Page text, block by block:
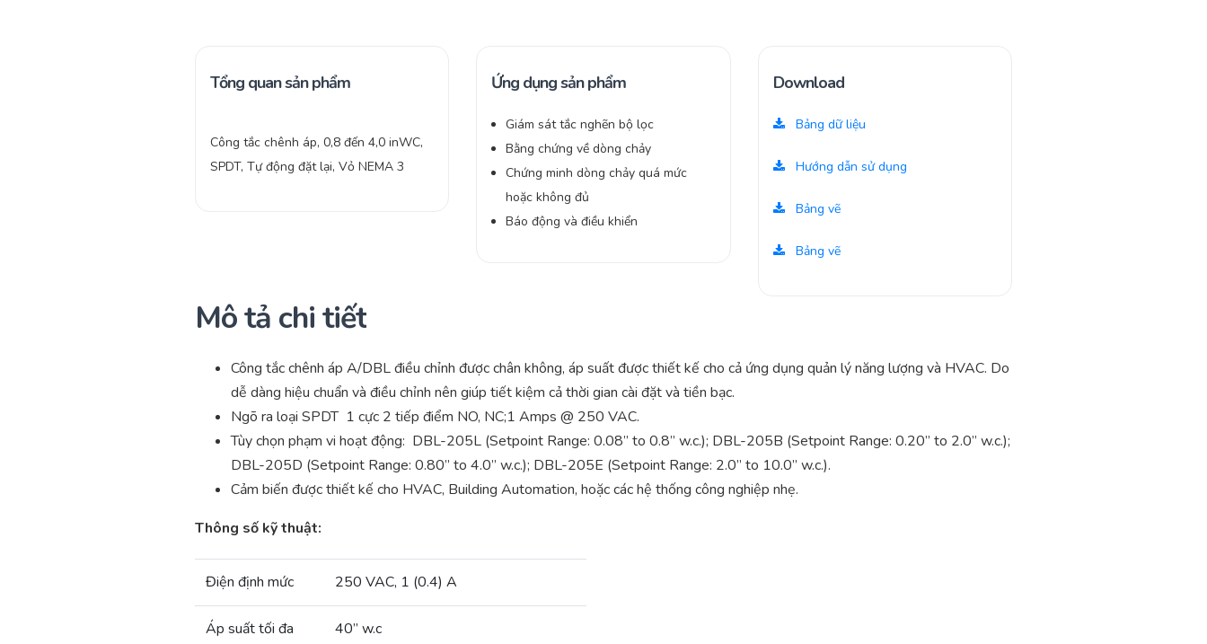
Tổng quan sản phẩm
Công tắc chênh áp, 0,8 đến 4,0 inWC,
SPDT, Tự động đặt lại, Vỏ NEMA 3
Ứng dụng sản phẩm
Giám sát tắc nghẽn bộ lọc
Bằng chứng về dòng chảy
Chứng minh dòng chảy quá mức
hoặc không đủ
Báo động và điều khiển
Download
Bảng dữ liệu
Hướng dẫn sử dụng
Bảng vẽ
Bảng vẽ
Mô tả chi tiết
Công tắc chênh áp A/DBL điều chỉnh được chân không, áp suất được thiết kế cho cả ứng dụng quản lý năng lượng và HVAC. Do
dễ dàng hiệu chuẩn và điều chỉnh nên giúp tiết kiệm cả thời gian cài đặt và tiền bạc.
Ngõ ra loại SPDT 1 cực 2 tiếp điểm NO, NC;1 Amps @ 250 VAC.
Tùy chọn phạm vi hoạt động: DBL-205L (Setpoint Range: 0.08” to 0.8” w.c.); DBL-205B (Setpoint Range: 0.20” to 2.0” w.c.);
DBL-205D (Setpoint Range: 0.80” to 4.0” w.c.); DBL-205E (Setpoint Range: 2.0” to 10.0” w.c.).
Cảm biến được thiết kế cho HVAC, Building Automation, hoặc các hệ thống công nghiệp nhẹ.
Thông số kỹ thuật:
Điện định mức 250 VAC, 1 (0.4) A
Áp suất tối đa 40” w.c